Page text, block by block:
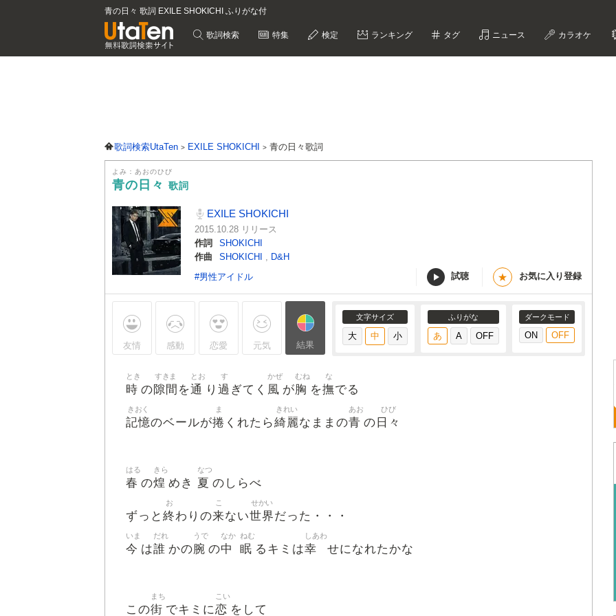
青の日々 歌詞 EXILE SHOKICHI ふりがな付
歌詞検索 特集 検定 ランキング タグ ニュース カラオケ
歌詞検索UtaTen EXILE SHOKICHI 青の日々歌詞
よみ：あおのひび
青の日々 歌詞
EXILE SHOKICHI
2015.10.28 リリース
作詞
SHOKICHI
作曲
SHOKICHI , D&H
#男性アイドル
試聴 ★ お気に入り登録
友情 感動 恋愛 元気 結果
文字サイズ ふりがな ダークモード
時
とき
の隙間
すきま
を通
とお
り 過
す
ぎてく 風
かぜ
が胸
むね
を撫
な
でる
記憶
きおく
のベールが捲
ま
くれたら綺麗
きれい
なままの青
あお
の 日々
ひび
春
はる
の煌
きら
めき 夏
なつ
のしらべ
ずっと 終
お
わりの来
こ
ない世界
せかい
だった・・・
今
いま
は誰
だれ
かの腕
うで
の中
なか
眠
ねむ
るキミは幸
しあわ
せになれたかな
この街
まち
でキミに恋
こい
をして